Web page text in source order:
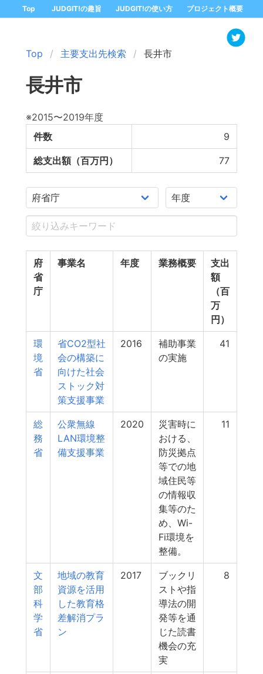
Top JUDGIT!の趣旨 JUDGIT!の使い方 プロジェクト概要
Top 主要支出先検索 長井市
長井市
※2015〜2019年度
件数
9
総支出額（百万円） 77
府
省
庁
事業名 年度 業務概要
支出
額
（百
万
円）
環
境
省
省CO2型社
会の構築に
向けた社会
ストック対
策支援事業
2016
補助事業
の実施
41
総
務
省
公衆無線
LAN環境整
備支援事業
2020
災害時に
おける、
防災拠点
等での地
域住民等
の情報収
集等のた
め、Wi-
Fi環境を
整備。
11
文
部
科
学
省
地域の教育
資源を活用
した教育格
差解消プラ
ン
2017
ブックリ
ストや指
導法の開
発等を通
じた読書
機会の充
実
8